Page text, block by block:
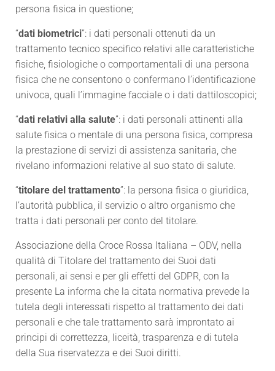
persona fisica in questione;
“dati biometrici”: i dati personali ottenuti da un
trattamento tecnico specifico relativi alle caratteristiche
fisiche, fisiologiche o comportamentali di una persona
fisica che ne consentono o confermano l’identificazione
univoca, quali l’immagine facciale o i dati dattiloscopici;
“dati relativi alla salute”: i dati personali attinenti alla
salute fisica o mentale di una persona fisica, compresa
la prestazione di servizi di assistenza sanitaria, che
rivelano informazioni relative al suo stato di salute.
“titolare del trattamento”: la persona fisica o giuridica,
l’autorità pubblica, il servizio o altro organismo che
tratta i dati personali per conto del titolare.
Associazione della Croce Rossa Italiana – ODV, nella
qualità di Titolare del trattamento dei Suoi dati
personali, ai sensi e per gli effetti del GDPR, con la
presente La informa che la citata normativa prevede la
tutela degli interessati rispetto al trattamento dei dati
personali e che tale trattamento sarà improntato ai
principi di correttezza, liceità, trasparenza e di tutela
della Sua riservatezza e dei Suoi diritti.